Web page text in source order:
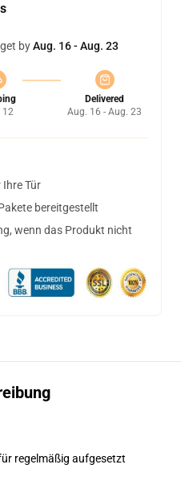
byAug. 16 - Aug. 23
12
Delivered
Aug. 16 - Aug. 23
Tür
bereitgestellt
wenn das Produkt nicht
regelmäßig aufgesetzt